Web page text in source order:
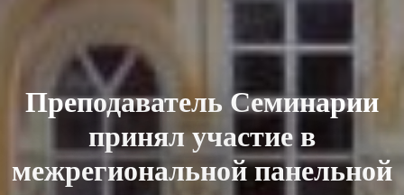
Преподаватель Семинарии
принял участие в
межрегиональной панельной